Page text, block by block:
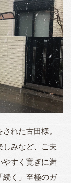
れた古田様。
みなど、ご夫
やすく寛ぎに満
続く」至極のガ